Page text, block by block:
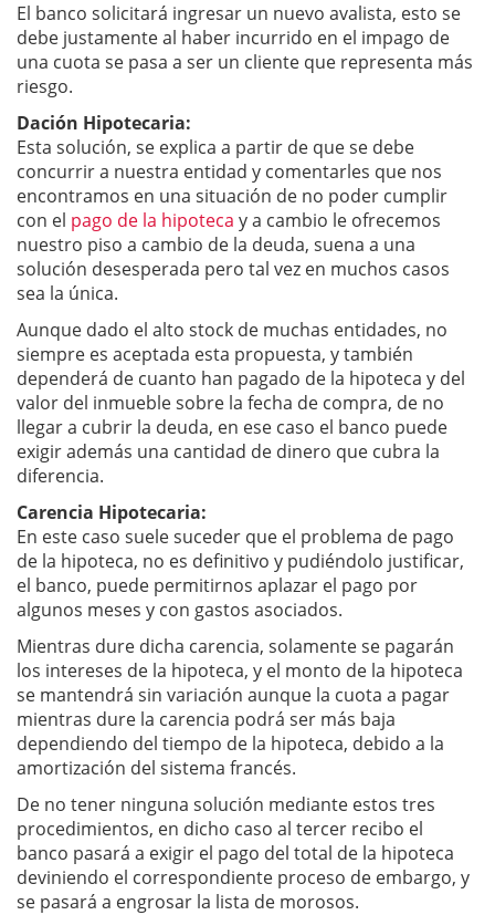
El banco solicitará ingresar un nuevo avalista, esto se
debe justamente al haber incurrido en el impago de
una cuota se pasa a ser un cliente que representa más
riesgo.
Dación Hipotecaria:
Esta solución, se explica a partir de que se debe
concurrir a nuestra entidad y comentarles que nos
encontramos en una situación de no poder cumplir
con el pago de la hipoteca y a cambio le ofrecemos
nuestro piso a cambio de la deuda, suena a una
solución desesperada pero tal vez en muchos casos
sea la única.
Aunque dado el alto stock de muchas entidades, no
siempre es aceptada esta propuesta, y también
dependerá de cuanto han pagado de la hipoteca y del
valor del inmueble sobre la fecha de compra, de no
llegar a cubrir la deuda, en ese caso el banco puede
exigir además una cantidad de dinero que cubra la
diferencia.
Carencia Hipotecaria:
En este caso suele suceder que el problema de pago
de la hipoteca, no es definitivo y pudiéndolo justificar,
el banco, puede permitirnos aplazar el pago por
algunos meses y con gastos asociados.
Mientras dure dicha carencia, solamente se pagarán
los intereses de la hipoteca, y el monto de la hipoteca
se mantendrá sin variación aunque la cuota a pagar
mientras dure la carencia podrá ser más baja
dependiendo del tiempo de la hipoteca, debido a la
amortización del sistema francés.
De no tener ninguna solución mediante estos tres
procedimientos, en dicho caso al tercer recibo el
banco pasará a exigir el pago del total de la hipoteca
deviniendo el correspondiente proceso de embargo, y
se pasará a engrosar la lista de morosos.